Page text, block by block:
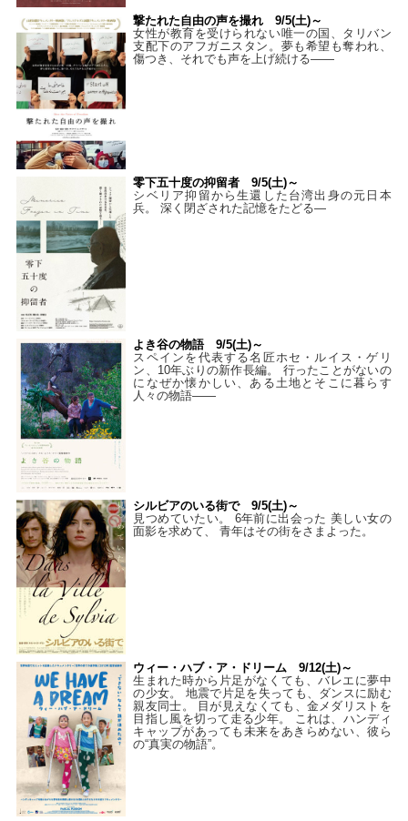
撃たれた自由の声を撮れ 9/5(土)～
女性が教育を受けられない唯一の国、タリバン
支配下のアフガニスタン。夢も希望も奪われ、
傷つき、それでも声を上げ続ける——
零下五十度の抑留者 9/5(土)～
シベリア抑留から生還した台湾出身の元日本
兵。 深く閉ざされた記憶をたどる—
よき谷の物語 9/5(土)～
スペインを代表する名匠ホセ・ルイス・ゲリ
ン、10年ぶりの新作長編。 行ったことがないの
になぜか懐かしい、ある土地とそこに暮らす
人々の物語――
シルビアのいる街で 9/5(土)～
見つめていたい。 6年前に出会った 美しい女の
面影を求めて、 青年はその街をさまよった。
ウィー・ハブ・ア・ドリーム 9/12(土)～
生まれた時から片足がなくても、バレエに夢中
の少女。 地震で片足を失っても、ダンスに励む
親友同士。 目が見えなくても、金メダリストを
目指し風を切って走る少年。 これは、ハンディ
キャップがあっても未来をあきらめない、彼ら
の“真実の物語”。